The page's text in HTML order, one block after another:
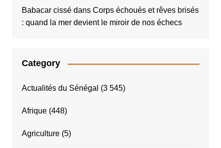
Babacar cissédans Corps échoués et rêves brisés
: quand la mer devient le miroir de nos échecs
Category
Actualités du Sénégal (3 545)
Afrique(448)
Agriculture(5)